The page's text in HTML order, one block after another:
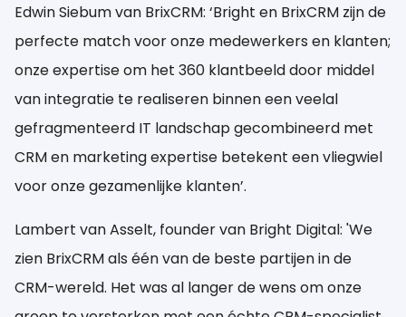
Edwin Siebum van BrixCRM: ‘Bright en BrixCRM zijn de
perfecte match voor onze medewerkers en klanten;
onze expertise om het 360 klantbeeld door middel
van integratie te realiseren binnen een veelal
gefragmenteerd IT landschap gecombineerd met
CRM en marketing expertise betekent een vliegwiel
voor onze gezamenlijke klanten’.
Lambert van Asselt, founder van Bright Digital: 'We
zien BrixCRM als één van de beste partijen in de
CRM-wereld. Het was al langer de wens om onze